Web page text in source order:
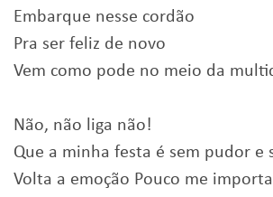
Embarque nesse cordão
Pra ser feliz de novo
Vem como pode no meio da
Não, não liga não!
Que a minha festa é sem pudor e
Volta a emoção Pouco me